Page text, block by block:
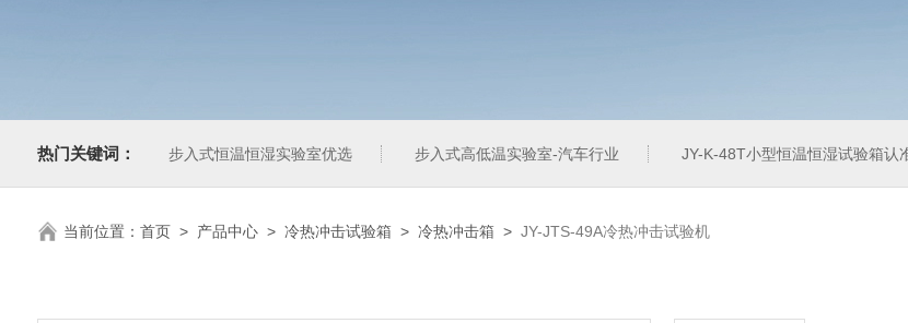
热门关键词： 步入式恒温恒湿实验室优选 步入式高低温实验室-汽车行业 JY-K-48T小型恒温恒湿试验箱认准巨怡环
当前位置： 首页> 产品中心> 冷热冲击试验箱 > 冷热冲击箱 > JY-JTS-49A冷热冲击试验机